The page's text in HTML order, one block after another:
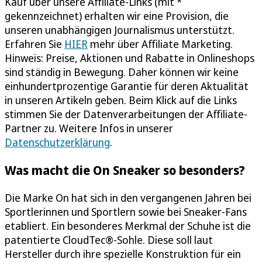
gekennzeichnet) erhalten wir eine Provision, die
unseren unabhängigen Journalismus unterstützt.
Erfahren Sie HIER mehr über Affiliate Marketing.
Hinweis: Preise, Aktionen und Rabatte in Onlineshops
sind ständig in Bewegung. Daher können wir keine
einhundertprozentige Garantie für deren Aktualität
in unseren Artikeln geben. Beim Klick auf die Links
stimmen Sie der Datenverarbeitungen der Affiliate-
Partner zu. Weitere Infos in unserer
Datenschutzerklärung.
Was macht die On Sneaker so besonders?
Die Marke On hat sich in den vergangenen Jahren bei
Sportlerinnen und Sportlern sowie bei Sneaker-Fans
etabliert. Ein besonderes Merkmal der Schuhe ist die
patentierte CloudTec®-Sohle. Diese soll laut
Hersteller durch ihre spezielle Konstruktion für ein